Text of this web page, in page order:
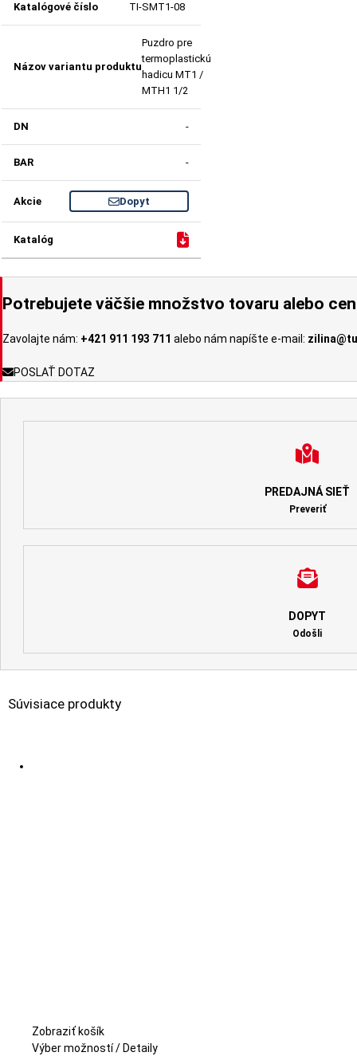
TI-SMT1-08
Puzdro pre
termoplastickú
hadicu MT1 /
MTH1 1/2
-
-
Dopyt
Potrebujete väčšie množstvo tovaru alebo
Zavolajte nám: +421 911 193 711 alebo nám napíšte e-mail:
POSLAŤ DOTAZ
PREDAJNÁ SIEŤ
Preveriť
DOPYT
Odošli
Súvisiace produkty
Zobraziť košík
Výber možnostíTento
/Detaily